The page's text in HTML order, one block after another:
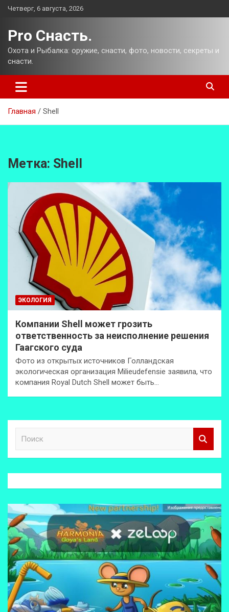
Перейти
Четверг, 6 августа, 2026
Pro Снасть.
Охота и Рыбалка: оружие, снасти, фото, новости, секреты и
снасти.
Главная Shell
Метка: Shell
ЭКОЛОГИЯ
Компании Shell может грозить
ответственность за неисполнение решения
Гаагского суда
Фото из открытых источников Голландская
экологическая организация Milieudefensie заявила, что
компания Royal Dutch Shell может быть…
к